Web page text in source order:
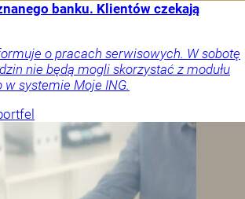
banku. Klientów czekają
o pracach serwisowych. W sobotę
nie będą mogli skorzystać z modułu
systemie Moje ING.